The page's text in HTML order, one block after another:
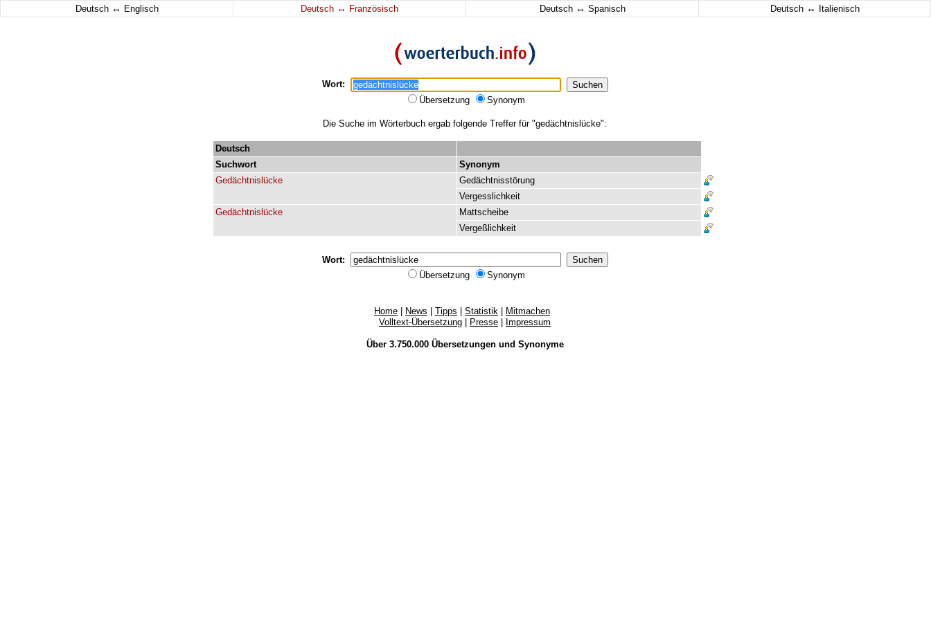
Deutsch ↔ Englisch Deutsch ↔ Französisch Deutsch ↔ Spanisch Deutsch ↔ Italienisch
Wort:
Übersetzung
Synonym
Die Suche im Wörterbuch ergab folgende Treffer für "gedächtnislücke":
Deutsch
Suchwort
Synonym
Gedächtnislücke
Gedächtnisstörung
Vergesslichkeit
Gedächtnislücke
Mattscheibe
Vergeßlichkeit
Wort:
Übersetzung
Synonym
Home News Tipps Statistik
Mitmachen
Volltext-Übersetzung
Presse Impressum
Über 3.750.000 Übersetzungenund Synonyme